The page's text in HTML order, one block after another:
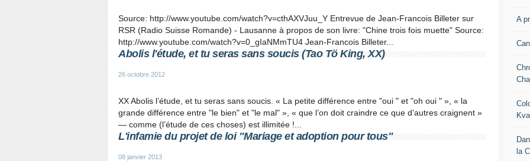
Source: http://www.youtube.com/watch?v=cthAXVJuu_Y Entrevue de Jean-Francois Billeter sur
RSR (Radio Suisse Romande) - Lausanne à propos de son livre: "Chine trois fois muette" Source:
http://www.youtube.com/watch?v=0_gIaNMmTU4 Jean-Francois Billeter...
Abolis l'étude, et tu seras sans soucis (Tao Tö King, XX)
26 octobre 2012
XX Abolis l’étude, et tu seras sans soucis. « La petite différence entre "oui " et "oh oui " », « la
grande différence entre "le bien" et "le mal" », « que l’on doit craindre ce que d’autres craignent »
— comme (l’étude de ces choses) est illimitée !...
L'infamie du projet de loi "Mariage et adoption pour tous"
08 janvier 2013
A
la